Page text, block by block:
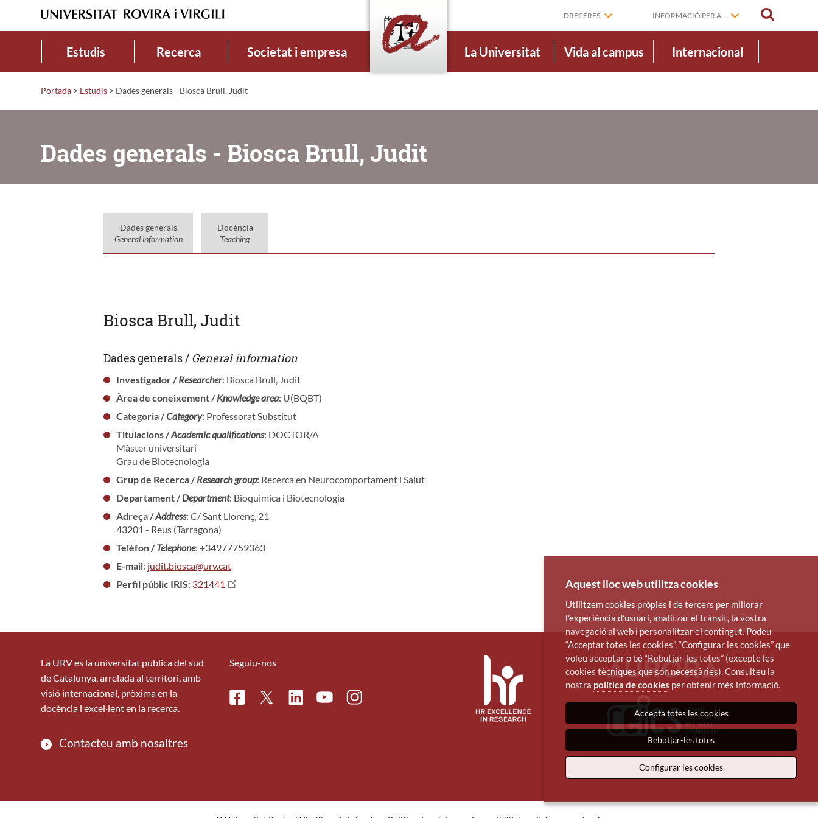
DRECERES INFORMACIÓ PER A...
Estudis Recerca Societat i empresa La Universitat Vida al campus Internacional
Portada > Estudis > Dades generals - Biosca Brull, Judit
Dades generals - Biosca Brull, Judit
Dades generals
General information
Docència
Teaching
Biosca Brull, Judit
Dades generals / General information
Investigador /Researcher: Biosca Brull, Judit
Àrea de coneixement /Knowledge area: U(BQBT)
Categoria /Category: Professorat Substitut
Titulacions /Academic qualifications: DOCTOR/A
Màster universitari
Grau de Biotecnologia
Grup de Recerca /Research group: Recerca en Neurocomportament i Salut
Departament /Department: Bioquímica i Biotecnologia
Adreça /Address: C/ Sant Llorenç, 21
43201 - Reus (Tarragona)
Telèfon /Telephone: +34977759363
E-mail: judit.biosca@urv.cat
Perfil públic IRIS: 321441
La URV és la universitat pública del sud
de Catalunya, arrelada al territori, amb
visió internacional, pròxima en la
docència i excel·lent en la recerca.
Contacteu amb nosaltres
Seguiu-nos
FacebookTwitterLinkedinYoutubeInstagram
Aquest lloc web utilitza cookies
Utilitzem cookies pròpies i de tercers per millorar
l’experiència d’usuari, analitzar el trànsit, la vostra
navegació al web i personalitzar el contingut. Podeu
“Acceptar totes les cookies”, “Configurar les cookies” que
voleu acceptar o bé “Rebutjar-les totes” (excepte les
cookies tècniques que són necessàries). Consulteu la
nostra política de cookies per obtenir més informació.
Accepta totes les cookies
Rebutjar-les totes
Configurar les cookies